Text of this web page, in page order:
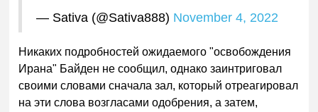
— Sativa (@Sativa888) November 4, 2022
Никаких подробностей ожидаемого "освобождения
Ирана" Байден не сообщил, однако заинтриговал
своими словами сначала зал, который отреагировал
на эти слова возгласами одобрения, а затем,